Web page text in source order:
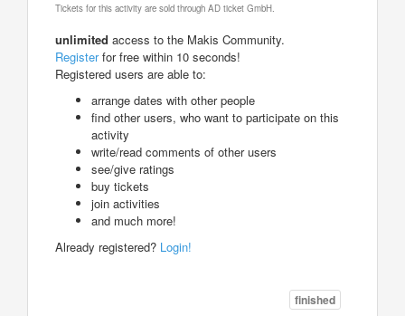
Tickets for this activity are sold through AD ticket GmbH.
unlimited access to the Makis Community.
Registerfor free within 10 seconds!
Registered users are able to:
arrange dates with other people
find other users, who want to participate on this
activity
write/read comments of other users
see/give ratings
buy tickets
join activities
and much more!
Already registered? Login!
finished